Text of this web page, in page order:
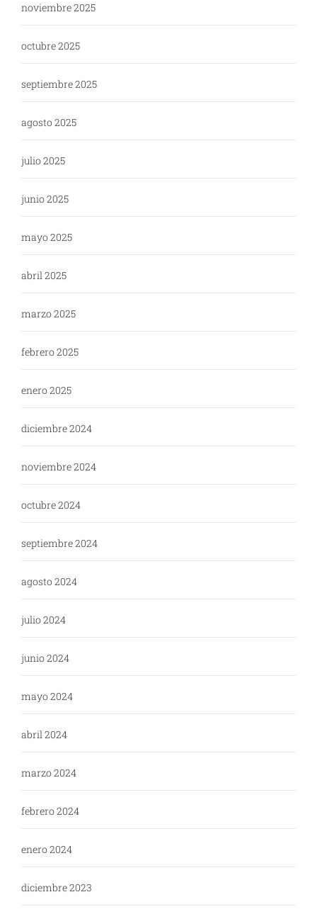
noviembre 2025
octubre 2025
septiembre 2025
agosto 2025
julio 2025
junio 2025
mayo 2025
abril 2025
marzo 2025
febrero 2025
enero 2025
diciembre 2024
noviembre 2024
octubre 2024
septiembre 2024
agosto 2024
julio 2024
junio 2024
mayo 2024
abril 2024
marzo 2024
febrero 2024
enero 2024
diciembre 2023